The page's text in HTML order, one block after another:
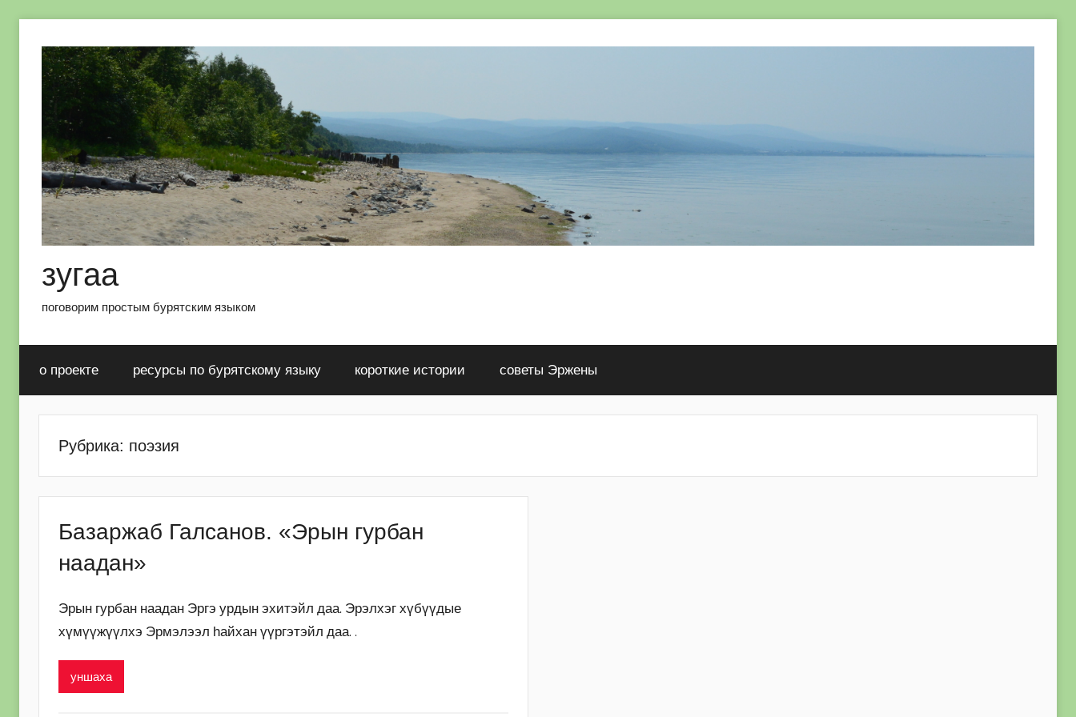
содержимому
зугаа
поговорим простым бурятским языком
о проекте ресурсы по бурятскому языку короткие истории советы Эржены
Рубрика: поэзия
Базаржаб Галсанов. «Эрын гурбан
наадан»
Эрын гурбан наадан Эргэ урдын эхитэйл даа. Эрэлхэг хүбүүдые
хүмүүжүүлхэ Эрмэлээл һайхан үүргэтэйл даа. .
уншаха